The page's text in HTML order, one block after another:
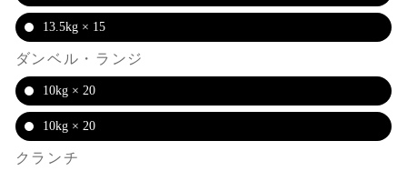
13.5kg × 15
ダンベル・ランジ
10kg × 20
10kg × 20
クランチ